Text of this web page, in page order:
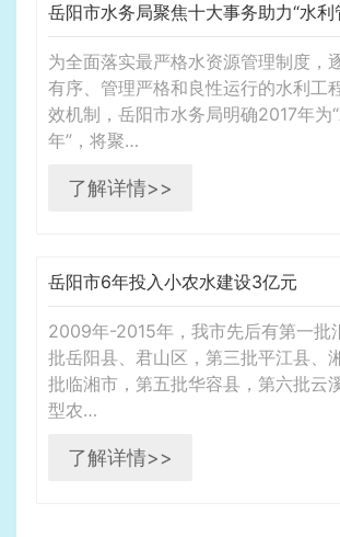
岳阳市水务局聚焦十大事务助力“水利
为全面落实最严格水资源管理制度，
有序、管理严格和良性运行的水利工
效机制，岳阳市水务局明确2017年为
年”，将聚…
了解详情>>
岳阳市6年投入小农水建设3亿元
2009年-2015年，我市先后有第一批
批岳阳县、君山区，第三批平江县、
批临湘市，第五批华容县，第六批云
型农…
了解详情>>